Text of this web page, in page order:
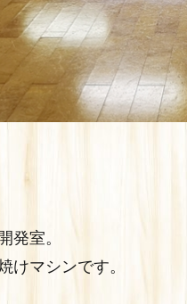
発室。
けマシンです。